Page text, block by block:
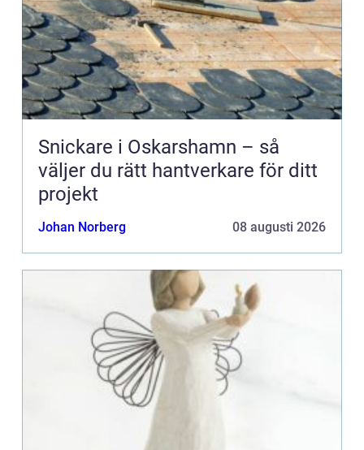
Snickare i Oskarshamn – så
väljer du rätt hantverkare för ditt
projekt
Johan Norberg 08 augusti 2026